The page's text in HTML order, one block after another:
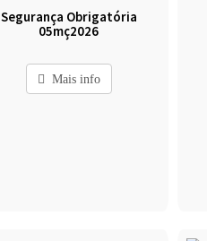
Segurança Obrigatória
05mç2026
Mais info